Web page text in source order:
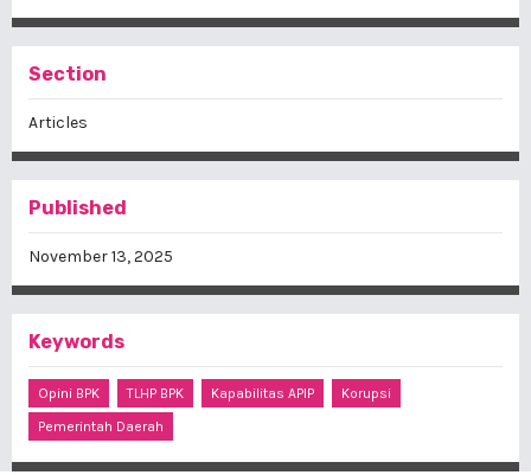
Section
Articles
Published
November 13, 2025
Keywords
Opini BPK TLHP BPK Kapabilitas APIP
Korupsi
Pemerintah Daerah